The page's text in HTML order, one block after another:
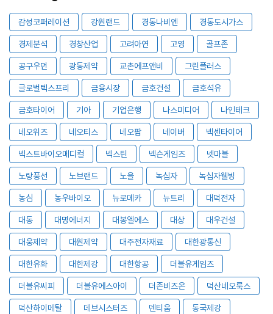
감성코퍼레이션 강원랜드 경동나비엔 경동도시가스
경제분석 경창산업 고려아연 고영 골프존
공구우먼 광동제약 교촌에프앤비 그린플러스
글로벌텍스프리 금융시장 금호건설 금호석유
금호타이어 기아 기업은행 나스미디어 나인테크
네오위즈 네오티스 네오팜 네이버 넥센타이어
넥스트바이오메디컬 넥스틴 넥슨게임즈 넷마블
노랑풍선 노브랜드 노을 녹십자 녹십자웰빙
농심 농우바이오 뉴로메카 뉴트리 대덕전자
대동 대명에너지 대봉엘에스 대상 대우건설
대웅제약 대원제약 대주전자재료 대한광통신
대한유화 대한제강 대한항공 더블유게임즈
더블유씨피 더블유에스아이 더존비즈온 덕산네오룩스
덕산하이메탈 데브시스터즈 덴티움 동국제강